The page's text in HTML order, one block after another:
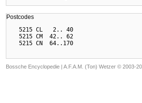
Postcodes
  5215 CL   2.. 40
  5215 CM  42.. 62
Bossche Encyclopedie | A.F.A.M. (Ton) Wetzer © 2003-